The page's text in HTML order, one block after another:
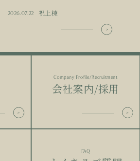
2026.07.22 祝上棟
Company Profile/Recruitment
会社案内/採用
FAQ